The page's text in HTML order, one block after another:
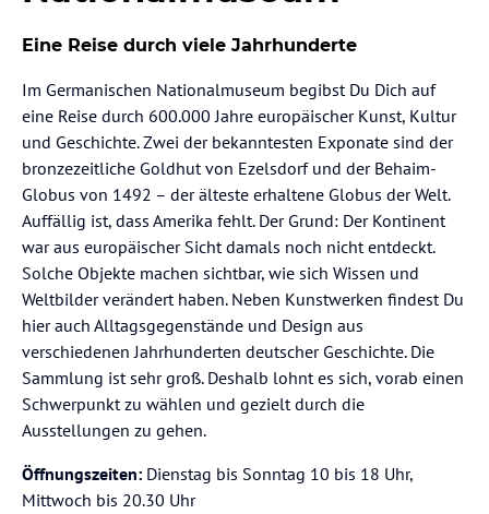
Eine Reise durch viele Jahrhunderte
Im Germanischen Nationalmuseum begibst Du Dich auf
eine Reise durch 600.000 Jahre europäischer Kunst, Kultur
und Geschichte. Zwei der bekanntesten Exponate sind der
bronzezeitliche Goldhut von Ezelsdorf und der Behaim-
Globus von 1492 – der älteste erhaltene Globus der Welt.
Auffällig ist, dass Amerika fehlt. Der Grund: Der Kontinent
war aus europäischer Sicht damals noch nicht entdeckt.
Solche Objekte machen sichtbar, wie sich Wissen und
Weltbilder verändert haben. Neben Kunstwerken findest Du
hier auch Alltagsgegenstände und Design aus
verschiedenen Jahrhunderten deutscher Geschichte. Die
Sammlung ist sehr groß. Deshalb lohnt es sich, vorab einen
Schwerpunkt zu wählen und gezielt durch die
Ausstellungen zu gehen.
Öffnungszeiten: Dienstag bis Sonntag 10 bis 18 Uhr,
Mittwoch bis 20.30 Uhr